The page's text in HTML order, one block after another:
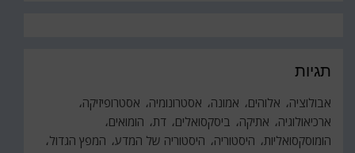
תגיות
אבולוציה אלוהים אמונה אסטרונומיה
אסטרופיזיקה
ארכיאולוגיה
אתיקה ביסקסואלים דת הומואים
הומוסקסואליות היסטוריה היסטוריה של המדע המפץ הגדול